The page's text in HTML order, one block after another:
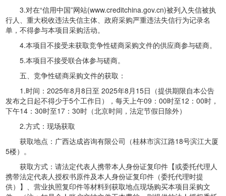
3.对在“信用中国”网站(www.creditchina.gov.cn)被列入失信被执
行人、重大税收违法失信主体、政府采购严重违法失信行为记录名
单，不得参与本项目采购活动。
4.本项目不接受未获取竞争性磋商采购文件的供应商参与磋商。
5.本项目不接受联合体参与磋商。
五、竞争性磋商采购文件的获取：
1.时间：2025年8月8日至 2025年8月15日（提供期限自本公告
发布之日起不得少于5个工作日），每天上午09：00时至12：00时，
下午14：30时至17：30时（北京时间，法定节假日除外）
2.方式：现场获取
获取地点：广西达成咨询有限公司（桂林市滨江路18号滨江大厦
5楼）。
获取方式：请法定代表人携带本人身份证复印件【或委托代理人
携带法定代表人授权书原件及本人身份证复印件（委托代理时提
供）】、营业执照复印件等材料到获取地点现场购买本项目采购文